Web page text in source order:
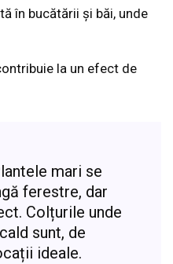
în bucătării și băi, unde
la un efect de
mari se
ferestre, dar
Colțurile unde
sunt, de
ideale.